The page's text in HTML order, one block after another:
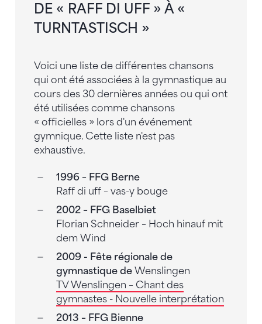
DE « RAFF DI UFF » À «
TURNTASTISCH »
Voici une liste de différentes chansons
qui ont été associées à la gymnastique au
cours des 30 dernières années ou qui ont
été utilisées comme chansons
« officielles » lors d'un événement
gymnique. Cette liste n'est pas
exhaustive.
1996 – FFG Berne
Raff di uff – vas-y bouge
2002 – FFG Baselbiet
Florian Schneider – Hoch hinauf mit
dem Wind
2009 - Fête régionale de
gymnastique de Wenslingen
TV Wenslingen – Chant des
gymnastes - Nouvelle interprétation
2013 – FFG Bienne